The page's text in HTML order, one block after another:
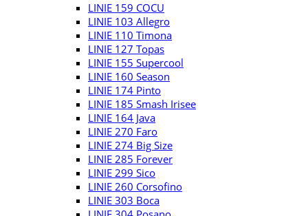
LINIE 159 COCU
LINIE 103 Allegro
LINIE 110 Timona
LINIE 127 Topas
LINIE 155 Supercool
LINIE 160 Season
LINIE 174 Pinto
LINIE 185 Smash Irisee
LINIE 164 Java
LINIE 270 Faro
LINIE 274 Big Size
LINIE 285 Forever
LINIE 299 Sico
LINIE 260 Corsofino
LINIE 303 Boca